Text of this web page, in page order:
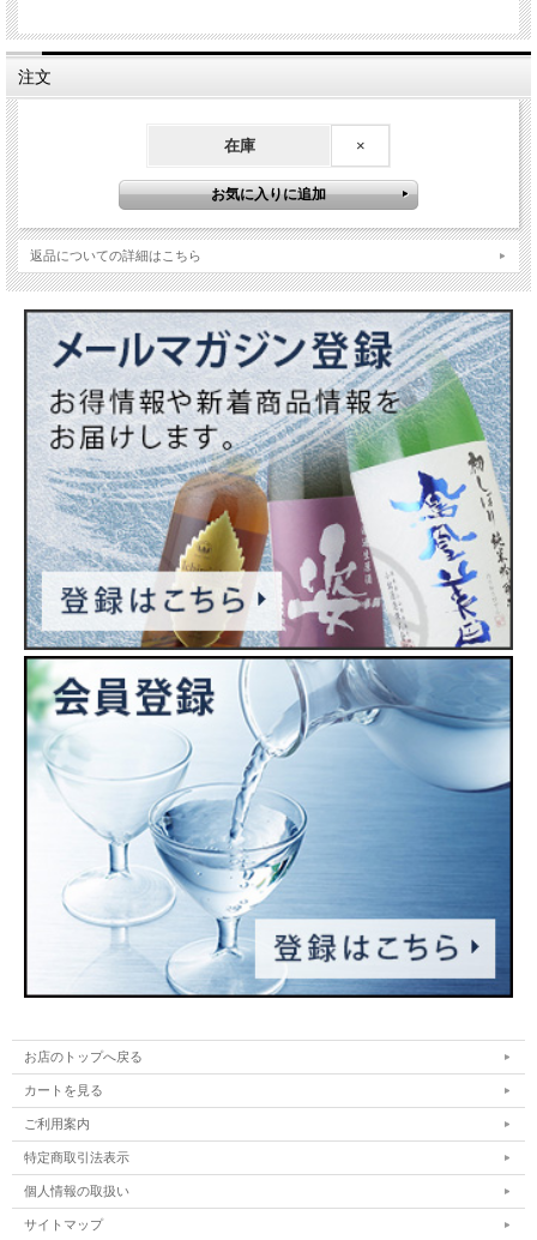
使用酵母…明利小川+M-310
アルコール度数…16.1%
注文
在庫 ×
返品についての詳細はこちら
お店のトップへ戻る
カートを見る
ご利用案内
特定商取引法表示
個人情報の取扱い
サイトマップ